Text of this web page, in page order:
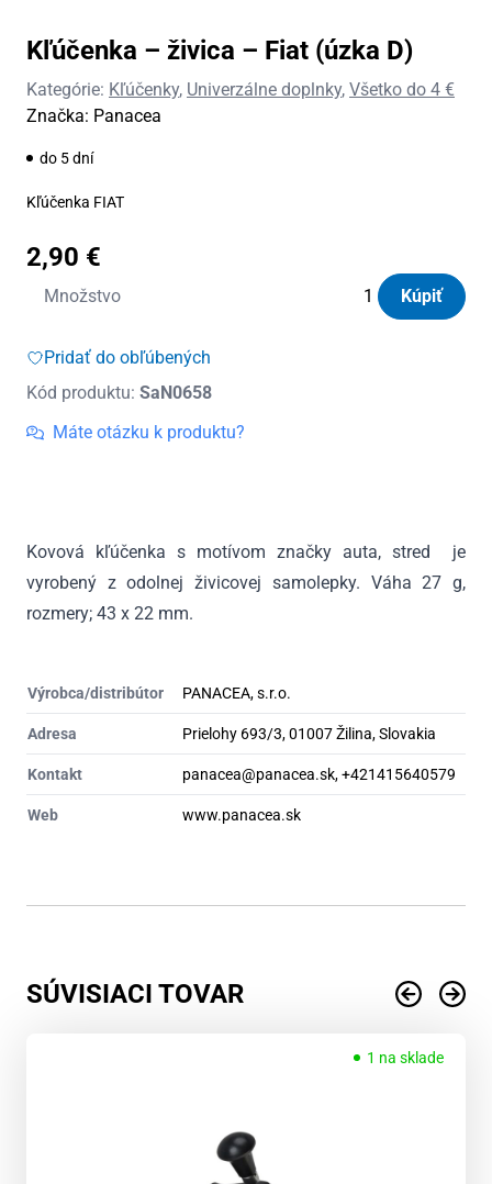
Kľúčenka – živica – Fiat (úzka D)
Kategórie: Kľúčenky, Univerzálne doplnky, Všetko do 4 €
Značka: Panacea
do 5 dní
Kľúčenka FIAT
2,90 €
Množstvo
množstvo
-
Fiat
Kúpiť
Pridať do obľúbených
Kód produktu: SaN0658
Máte otázku k produktu?
Kovová kľúčenka s motívom značky auta, stred je
vyrobený z odolnej živicovej samolepky. Váha 27 g,
rozmery; 43 x 22 mm.
Výrobca/distribútor PANACEA, s.r.o.
Adresa Prielohy 693/3, 01007 Žilina, Slovakia
Kontakt panacea@panacea.sk, +421415640579
Web www.panacea.sk
SÚVISIACI TOVAR
1 na sklade